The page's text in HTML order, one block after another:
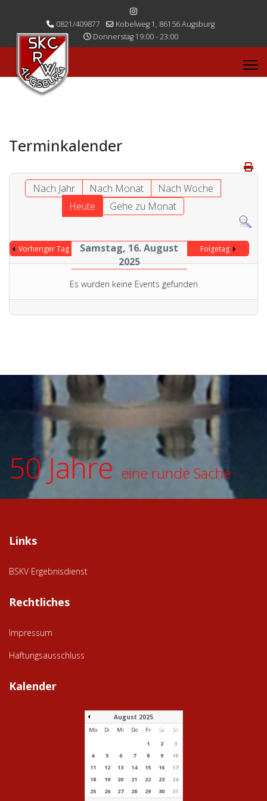
0821/409877
Kobelweg 1, 86156 Augsburg
Donnerstag 19:00 - 23:00
Terminkalender
Nach Jahr Nach Monat
Nach Woche
Heute
Gehe zu Monat
Vorheriger Tag
Samstag, 16. August
2025
Folgetag
Es wurden keine Events gefunden
50 Jahre eine runde Sache
Links
BSKV Ergebnisdienst
Rechtliches
Impressum
Haftungsausschluss
Kalender
August 2025
Mo Di Mi Do Fr Sa
So
1
2
3
4
5 6 7 8 9
10
11
12 13 14 15 16
17
18
19 20 21 22 23
24
25
26 27 28 29 30 31